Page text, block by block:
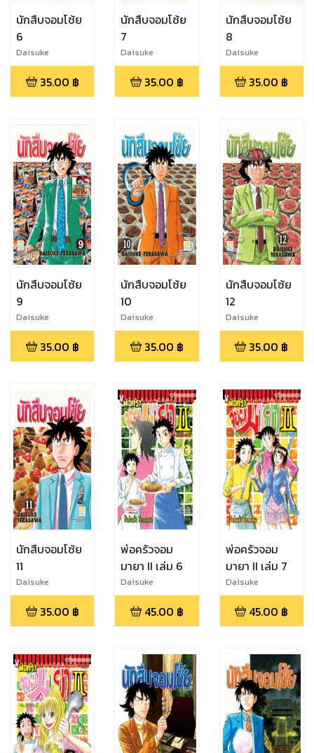
นักสืบจอมโซ้ย
6
Daisuke
Terasawa
35.00 ฿
นักสืบจอมโซ้ย
7
Daisuke
Terasawa
35.00 ฿
นักสืบจอมโซ้ย
8
Daisuke
Terasawa
35.00 ฿
นักสืบจอมโซ้ย
9
Daisuke
Terasawa
35.00 ฿
นักสืบจอมโซ้ย
10
Daisuke
Terasawa
35.00 ฿
นักสืบจอมโซ้ย
12
Daisuke
Terasawa
35.00 ฿
นักสืบจอมโซ้ย
11
Daisuke
Terasawa
35.00 ฿
พ่อครัวจอม
มายา II เล่ม 6
Daisuke
Terasawa
45.00 ฿
พ่อครัวจอม
มายา II เล่ม 7
Daisuke
Terasawa
45.00 ฿